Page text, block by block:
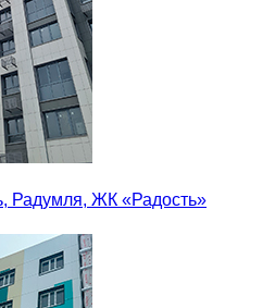
Радумля, ЖК «Радость»